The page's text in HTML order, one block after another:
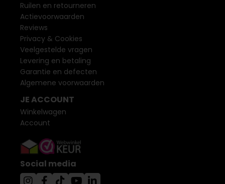
Ruilen en retourneren
Actievoorwaarden
Reviews
Privacy & Cookies
Veelgestelde vragen
Levering en betaling
Garantie en defecten
Algemene voorwaarden
JE ACCOUNT
Winkelwagen
Account
Social media